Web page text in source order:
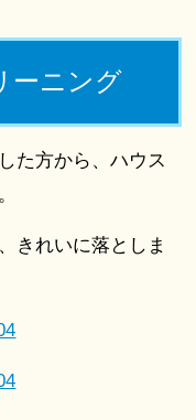
ーニング
た方から、ハウス
きれいに落としま